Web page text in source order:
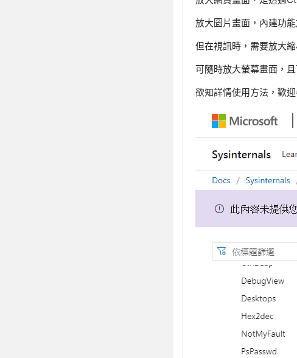
放大圖片畫面，內建功
但在視訊時，需要放大
可隨時放大螢幕畫面，
欲知詳情使用方法，歡